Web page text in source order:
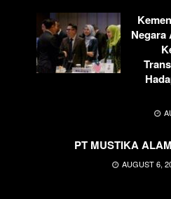
Negara
PT MUSTIKA
AUGUST 6,